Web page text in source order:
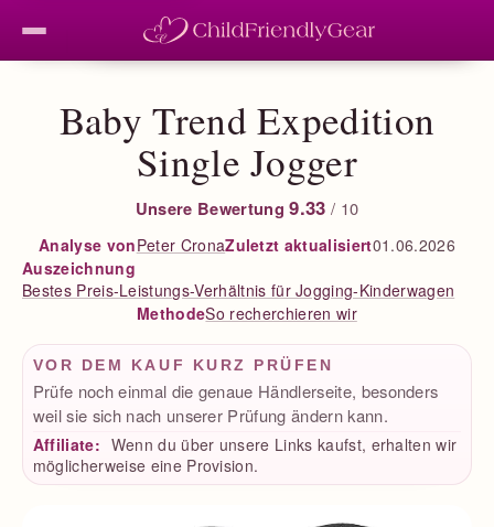
Baby Trend Expedition
Single Jogger
Unsere Bewertung 9.33 / 10
Analyse vonPeter CronaZuletzt aktualisiert01.06.2026
Auszeichnung
Bestes Preis-Leistungs-Verhältnis für Jogging-Kinderwagen
MethodeSo recherchieren wir
VOR DEM KAUF KURZ PRÜFEN
Prüfe noch einmal die genaue Händlerseite, besonders
weil sie sich nach unserer Prüfung ändern kann.
Affiliate: Wenn du über unsere Links kaufst, erhalten wir
möglicherweise eine Provision.